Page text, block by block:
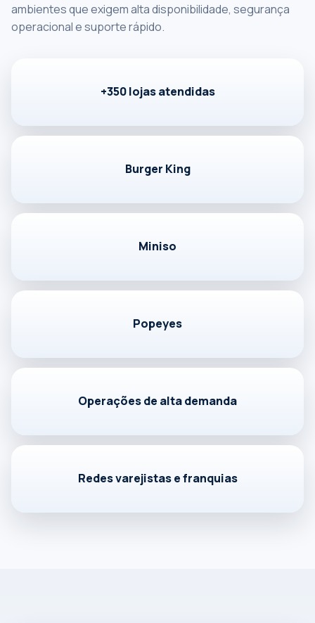
Conhecer estudos de caso
ambientes que exigem alta disponibilidade, segurança
operacional e suporte rápido.
+350 lojas atendidas
Burger King
Miniso
Popeyes
Operações de alta demanda
Redes varejistas e franquias